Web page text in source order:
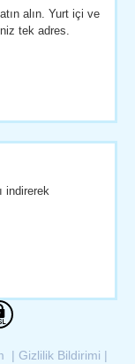
alın. Yurt içi ve
tek adres.
indirerek
| Gizlilik Bildirimi |